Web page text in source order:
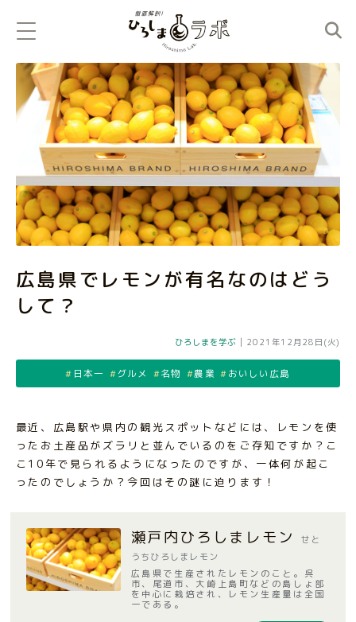
広島県でレモンが有名なのはどう
して？
ひろしまを学ぶ | 2021年12月28日(火)
日本一 グルメ 名物 農業 おいしい広島
最近、広島駅や県内の観光スポットなどには、レモンを使
ったお土産品がズラリと並んでいるのをご存知ですか？こ
こ10年で見られるようになったのですが、一体何が起こ
ったのでしょうか？今回はその謎に迫ります！
瀬戸内ひろしまレモン
せと
うちひろしまレモン
広島県で生産されたレモンのこと。呉
市、尾道市、大崎上島町などの島しょ部
を中心に栽培され、レモン生産量は全国
一である。